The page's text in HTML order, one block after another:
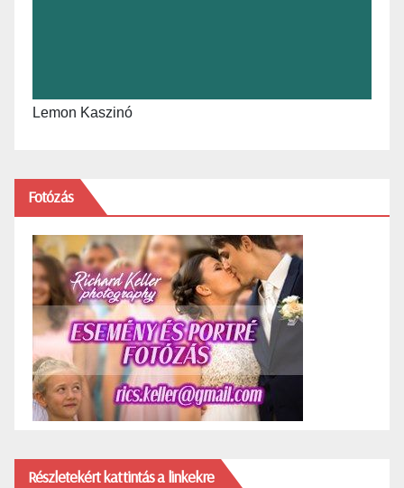
Lemon Kaszinó
Fotózás
Részletekért kattintás a linkekre